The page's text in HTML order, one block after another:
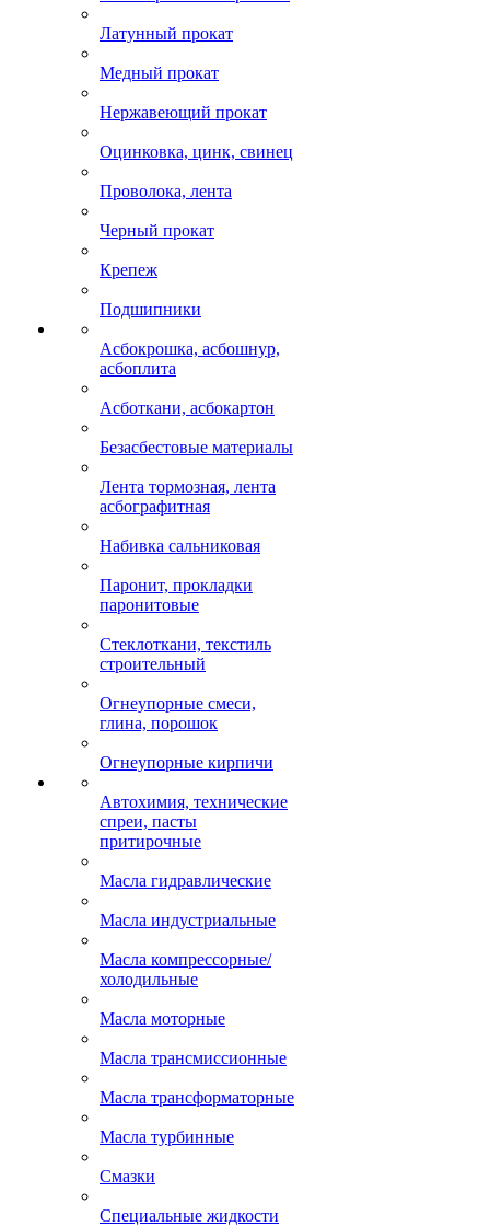
Латунный прокат
Медный прокат
Нержавеющий прокат
Оцинковка, цинк, свинец
Проволока, лента
Черный прокат
Крепеж
Подшипники
Асбокрошка, асбошнур,
асбоплита
Асботкани, асбокартон
Безасбестовые материалы
Лента тормозная, лента
асбографитная
Набивка сальниковая
Паронит, прокладки
паронитовые
Стеклоткани, текстиль
строительный
Огнеупорные смеси,
глина, порошок
Огнеупорные кирпичи
Автохимия, технические
спреи, пасты
притирочные
Масла гидравлические
Масла индустриальные
Масла компрессорные/
холодильные
Масла моторные
Масла трансмиссионные
Масла трансформаторные
Масла турбинные
Смазки
Специальные жидкости